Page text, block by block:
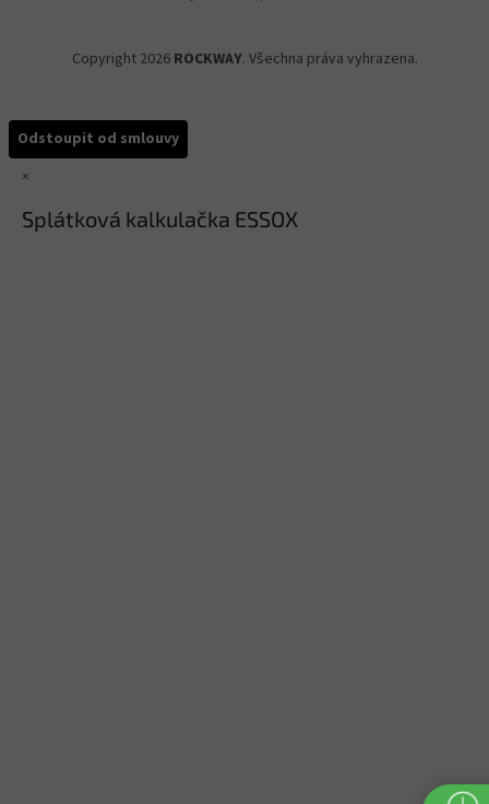
Copyright 2026 ROCKWAY. Všechna práva vyhrazena.
Odstoupit od smlouvy
×
Splátková kalkulačka ESSOX